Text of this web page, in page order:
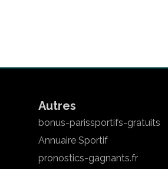
Autres
bonus-parissportifs-gratuits
Annuaire Sportif
pronostics-gagnants.fr